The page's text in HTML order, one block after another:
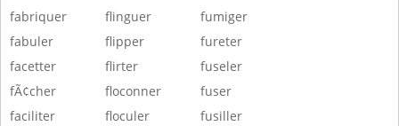
fabriquer
fabuler
facetter
fÃ¢cher
faciliter
flinguer
flipper
flirter
floconner
floculer
fumiger
fureter
fuseler
fuser
fusiller